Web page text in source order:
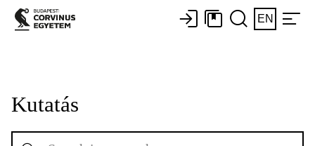
EN
Kutatás